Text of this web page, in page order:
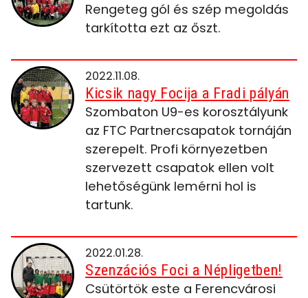
Rengeteg gól és szép megoldás
tarkította ezt az őszt.
2022.11.08.
Kicsik nagy Focija a Fradi pályán
Szombaton U9-es korosztályunk
az FTC Partnercsapatok tornáján
szerepelt. Profi környezetben
szervezett csapatok ellen volt
lehetőségünk lemérni hol is
tartunk.
2022.01.28.
Szenzációs Foci a Népligetben!
Csütörtök este a Ferencvárosi